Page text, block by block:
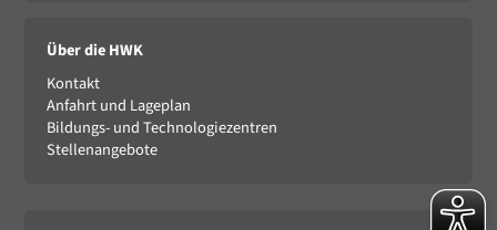
Über die HWK
Kontakt
Anfahrt und Lageplan
Bildungs- und Technologiezentren
Stellenangebote